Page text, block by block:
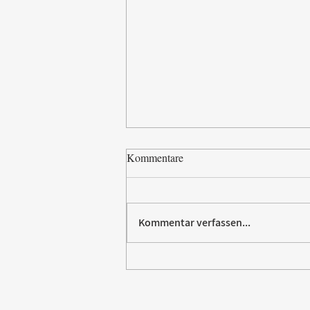
Kommentare
Kommentar verfassen...